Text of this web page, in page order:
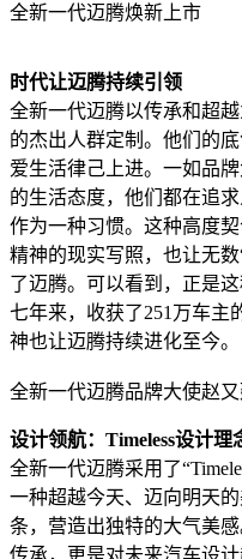
全新一代迈腾焕新上市
时代让迈腾持续引领
全新一代迈腾以传承和超
的杰出人群定制。他们的
爱生活律己上进。一如品
的生活态度，他们都在追
作为一种习惯。这种高度
精神的现实写照，也让无
了迈腾。可以看到，正是
七年来，收获了251万车主
神也让迈腾持续进化至今。
全新一代迈腾品牌大使赵
设计领航：Timeless设计理
全新一代迈腾采用了
一种超越今天、迈向明天
条，营造出独特的大气美
传承，更是对未来汽车设计